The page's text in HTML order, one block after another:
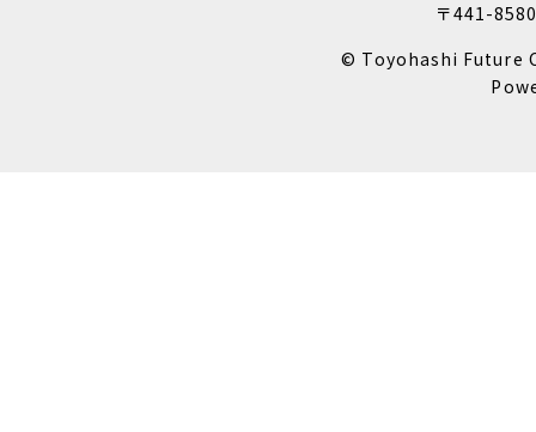
〒441-
© Toyohashi Future